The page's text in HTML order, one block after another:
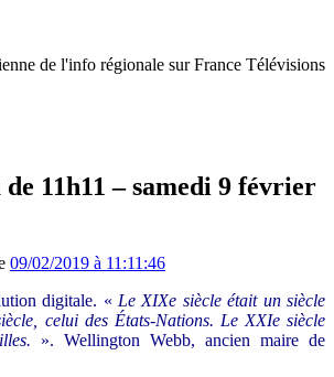
de l'info régionale sur France Télévisions
de 11h11 – samedi 9 février
09/02/2019 à 11:11:46
digitale. « Le XIXe siècle était un siècle
celui des États-Nations. Le XXIe siècle
». Wellington Webb, ancien maire de